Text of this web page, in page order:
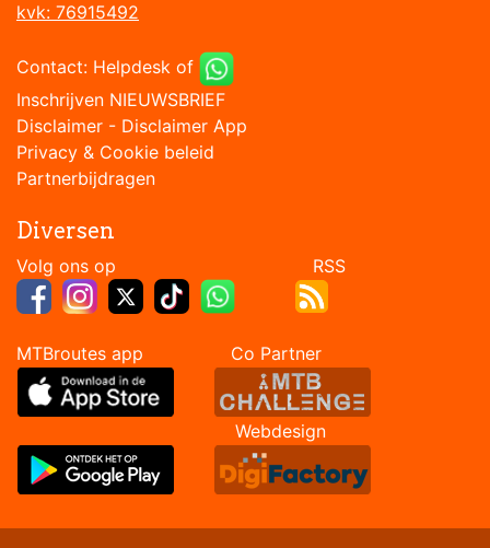
kvk: 76915492
Contact: Helpdesk of
Inschrijven NIEUWSBRIEF
Disclaimer - Disclaimer App
Privacy & Cookie beleid
Partnerbijdragen
Diversen
Volg ons op RSS
MTBroutes app Co Partner
Webdesign